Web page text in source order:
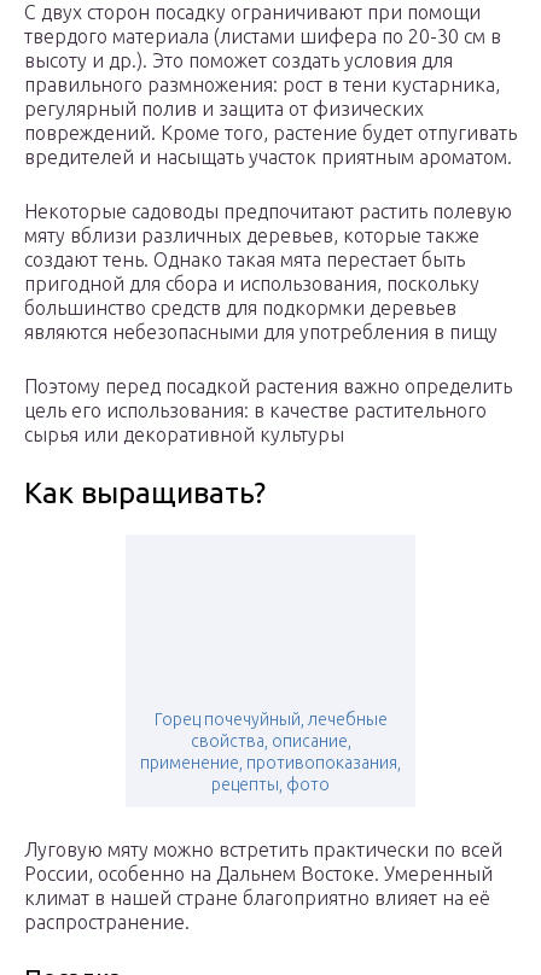
С двух сторон посадку ограничивают при помощи
твердого материала (листами шифера по 20-30 см в
высоту и др.). Это поможет создать условия для
правильного размножения: рост в тени кустарника,
регулярный полив и защита от физических
повреждений. Кроме того, растение будет отпугивать
вредителей и насыщать участок приятным ароматом.
Некоторые садоводы предпочитают растить полевую
мяту вблизи различных деревьев, которые также
создают тень. Однако такая мята перестает быть
пригодной для сбора и использования, поскольку
большинство средств для подкормки деревьев
являются небезопасными для употребления в пищу
Поэтому перед посадкой растения важно определить
цель его использования: в качестве растительного
сырья или декоративной культуры
Как выращивать?
Горец почечуйный, лечебные
свойства, описание,
применение, противопоказания,
рецепты, фото
Луговую мяту можно встретить практически по всей
России, особенно на Дальнем Востоке. Умеренный
климат в нашей стране благоприятно влияет на её
распространение.